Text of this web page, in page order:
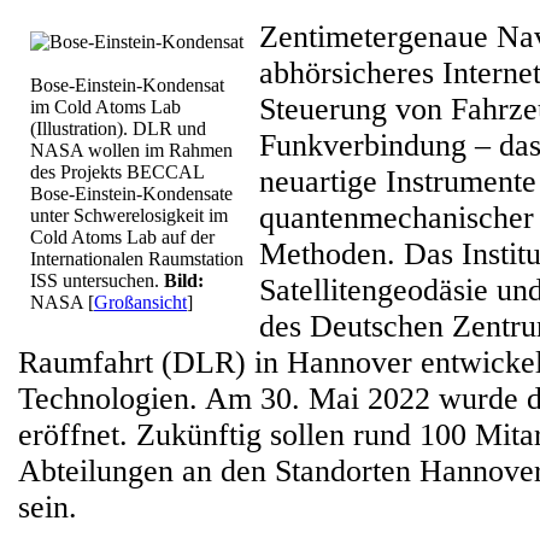
Bose-Einstein-Kondensat
im Cold Atoms Lab
(Illustration). DLR und
NASA wollen im Rahmen
des Projekts BECCAL
Bose-Einstein-Kondensate
unter Schwerelosigkeit im
Cold Atoms Lab auf der
Internationalen Raumstation
ISS untersuchen. Bild:
NASA [Großansicht]
Zentimetergenaue
abhörsicheres
Steuerung von
Funkverbindung –
neuartige
Methoden. Das
Satellitengeodäsie
des Deutschen
Raumfahrt (DLR) in Hannover
Technologien. Am 30. Mai 2022 wurde
eröffnet. Zukünftig sollen rund 100
Abteilungen an den Standorten
sein.